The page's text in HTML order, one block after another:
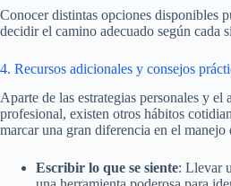
Conocer distintas opciones disponibles
decidir el camino adecuado según cada
4. Recursos adicionales y consejos
Aparte de las estrategias personales y el
profesional, existen otros hábitos
marcar una gran diferencia en el manejo
Escribir lo que se siente: Llevar